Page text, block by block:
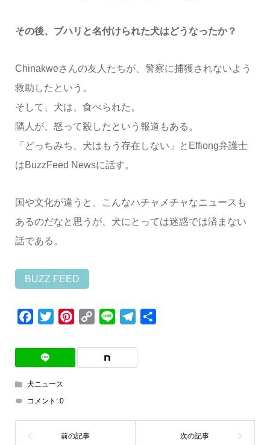
その後、ブハリと名付けられた犬はどうなったか？
Chinakweさんの友人たちが、警察に捕獲されないよう
救助したという。
そして、犬は、食べられた。
隣人が、怒って殺したという報道もある。
「どっちみち、犬はもう存在しない」とEffiong弁護士
はBuzzFeed Newsに話す。
国や文化が違うと、こんなハチャメチャなニュースも
あるのだなと思うが、犬にとっては迷惑では済まない
話である。
BUZZ FEED
Facebook
TwitterPinterest
Copy
Line Telegram
犬ニュース
コメント: 0